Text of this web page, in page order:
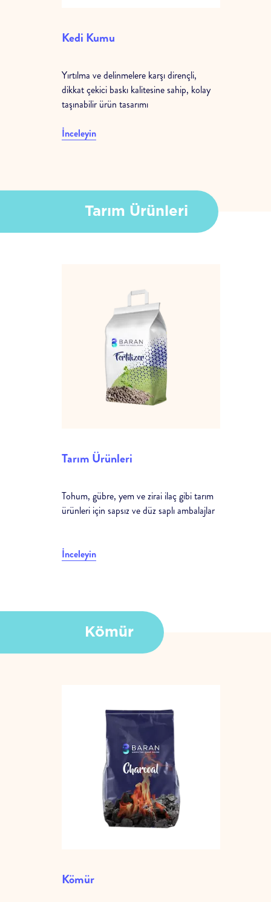
Kedi Kumu
Yırtılma ve delinmelere karşı dirençli,
dikkat çekici baskı kalitesine sahip, kolay
taşınabilir ürün tasarımı
İnceleyin
Tarım Ürünleri
Tarım Ürünleri
Tohum, gübre, yem ve zirai ilaç gibi tarım
ürünleri için sapsız ve düz saplı ambalajlar
İnceleyin
Kömür
Kömür